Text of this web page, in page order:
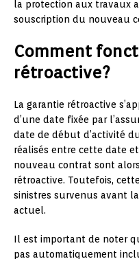
la protection aux travaux
souscription du nouveau
Comment
rétroactive?
La garantie rétroactive
d’une date fixée par
date de début d’activité
réalisés entre cette date
nouveau contrat sont
rétroactive. Toutefois,
sinistres survenus avant
actuel.
Il est important de noter
pas automatiquement